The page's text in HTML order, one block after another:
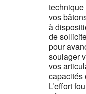
technique
vos
à
de
pour
soulager
vos
capacités
L’effort